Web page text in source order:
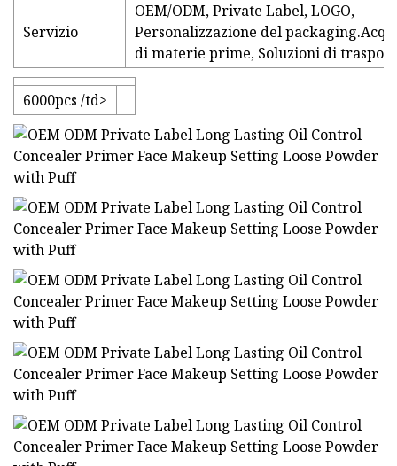
Servizio
OEM/ODM, Private Label, LOGO,
Personalizzazione del
di materie prime, Soluzioni di
6000pcs /td>